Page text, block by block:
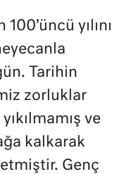
yılını
Tarihin
zorluklar
ve
kalkarak
Genç